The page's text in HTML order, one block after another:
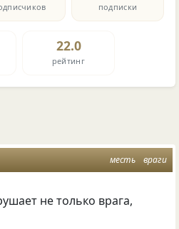
подписки
22.0
рейтинг
месть враги
не только врага,